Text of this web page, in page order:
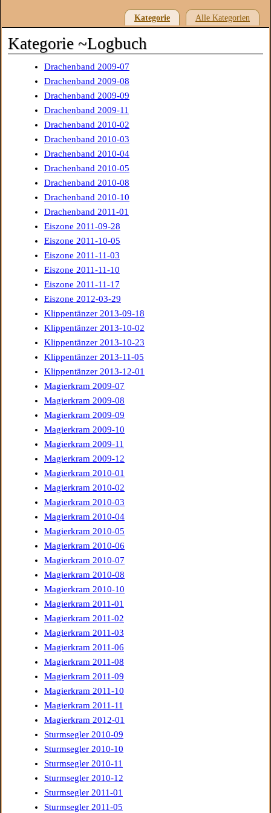
Kategorie Alle Kategorien
Kategorie ~Logbuch
Drachenband 2009-07
Drachenband 2009-08
Drachenband 2009-09
Drachenband 2009-11
Drachenband 2010-02
Drachenband 2010-03
Drachenband 2010-04
Drachenband 2010-05
Drachenband 2010-08
Drachenband 2010-10
Drachenband 2011-01
Eiszone 2011-09-28
Eiszone 2011-10-05
Eiszone 2011-11-03
Eiszone 2011-11-10
Eiszone 2011-11-17
Eiszone 2012-03-29
Klippentänzer 2013-09-18
Klippentänzer 2013-10-02
Klippentänzer 2013-10-23
Klippentänzer 2013-11-05
Klippentänzer 2013-12-01
Magierkram 2009-07
Magierkram 2009-08
Magierkram 2009-09
Magierkram 2009-10
Magierkram 2009-11
Magierkram 2009-12
Magierkram 2010-01
Magierkram 2010-02
Magierkram 2010-03
Magierkram 2010-04
Magierkram 2010-05
Magierkram 2010-06
Magierkram 2010-07
Magierkram 2010-08
Magierkram 2010-10
Magierkram 2011-01
Magierkram 2011-02
Magierkram 2011-03
Magierkram 2011-06
Magierkram 2011-08
Magierkram 2011-09
Magierkram 2011-10
Magierkram 2011-11
Magierkram 2012-01
Sturmsegler 2010-09
Sturmsegler 2010-10
Sturmsegler 2010-11
Sturmsegler 2010-12
Sturmsegler 2011-01
Sturmsegler 2011-05